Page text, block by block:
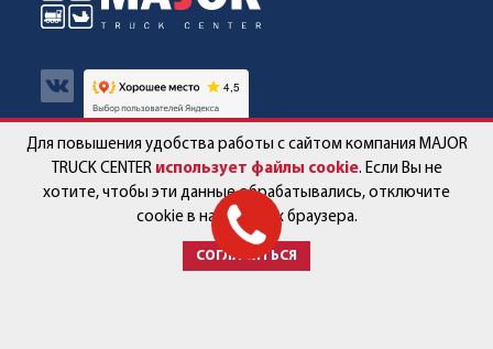
Авто в наличии
Спецпредложения
Контакты
Работа в компании
Новости
Для повышения удобства работы с сайтом компания MAJOR
TRUCK CENTER использует файлы cookie. Если Вы не
хотите, чтобы эти данные обрабатывались, отключите
cookie в настройках браузера.
СОГЛАСИТЬСЯ